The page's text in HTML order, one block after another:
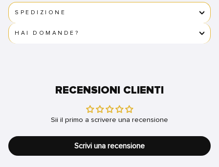
SPEDIZIONE
HAI DOMANDE?
RECENSIONI CLIENTI
Sii il primo a scrivere una recensione
Scrivi una recensione